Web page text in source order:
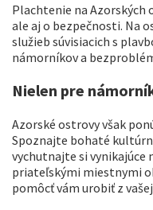
Plachtenie na Azorských
ale aj o bezpečnosti. Na
služieb súvisiacich s
námorníkov a
Nielen pre
Azorské ostrovy však
Spoznajte bohaté
vychutnajte si vynikajúce
priateľskými miestnymi
pomôcť vám urobiť z